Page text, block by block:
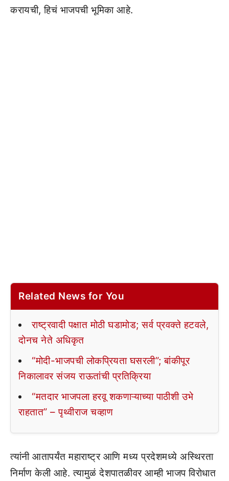
करायची, हिचं भाजपची भूमिका आहे.
Related News for You
राष्ट्रवादी पक्षात मोठी घडामोड; सर्व प्रवक्ते हटवले,
दोनच नेते अधिकृत
“मोदी-भाजपची लोकप्रियता घसरली”; बांकीपूर
निकालावर संजय राऊतांची प्रतिक्रिया
“मतदार भाजपला हरवू शकणाऱ्याच्या पाठीशी उभे
राहतात” – पृथ्वीराज चव्हाण
त्यांनी आतापर्यंत महाराष्ट्र आणि मध्य प्रदेशमध्ये अस्थिरता
निर्माण केली आहे. त्यामुळं देशपातळीवर आम्ही भाजप विरोधात